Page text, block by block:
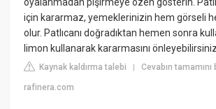
için kararmaz, yemeklerinizin hem görseli
olur. Patlıcanı doğradıktan hemen sonra
limon kullanarak kararmasını önleyebilirsiniz.
Kaynak kaldırma talebi |Cevabın
rafinera.com